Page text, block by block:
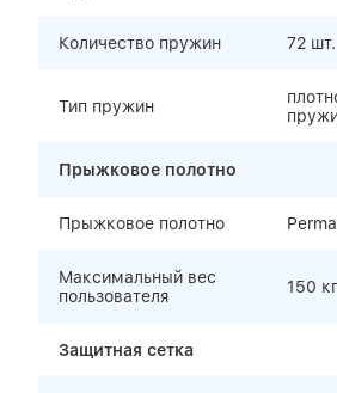
Количество пружин 72 шт.
Тип пружин
Прыжковое полотно
Прыжковое полотно
Максимальный вес
пользователя
150 кг
Защитная сетка